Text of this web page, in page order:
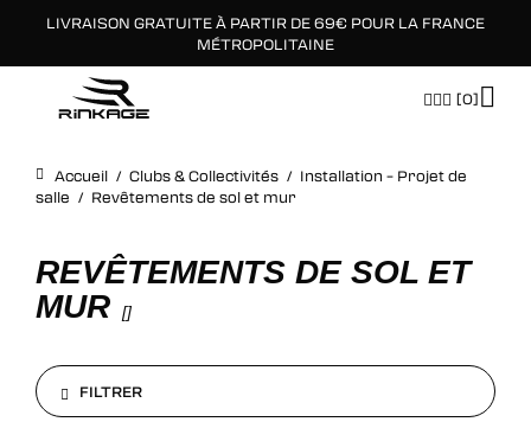
LIVRAISON GRATUITE À PARTIR DE 69€ POUR LA FRANCE
MÉTROPOLITAINE
[0]
Accueil / Clubs & Collectivités / Installation – Projet de
salle / Revêtements de sol et mur
REVÊTEMENTS DE SOL ET
MUR
[]
FILTRER